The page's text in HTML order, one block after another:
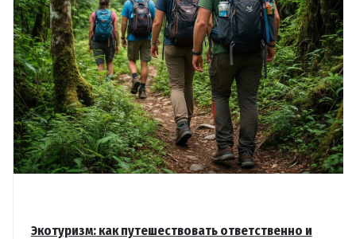
Экотуризм: как путешествовать ответственно и